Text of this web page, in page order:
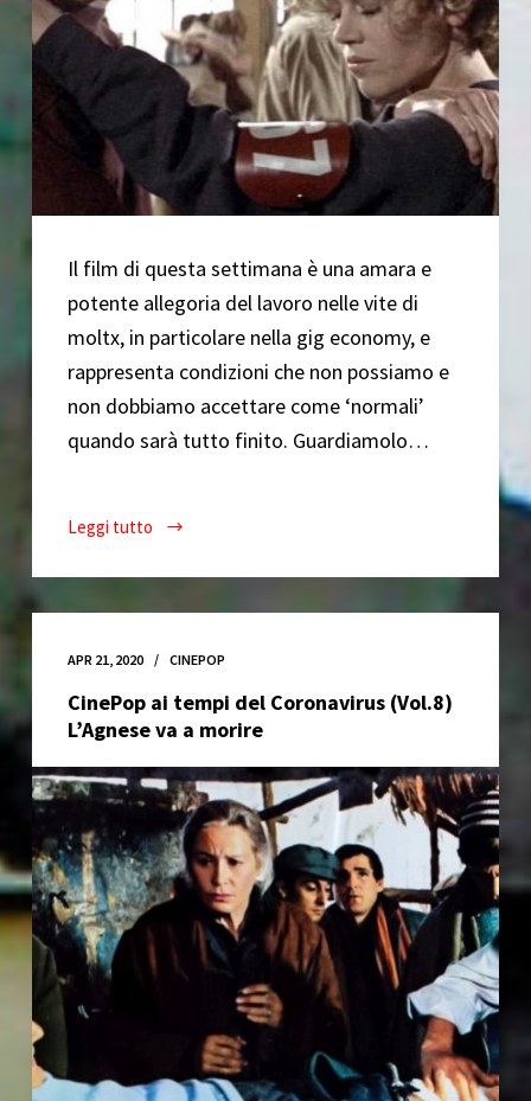
Il film di questa settimana è una amara e
potente allegoria del lavoro nelle vite di
moltx, in particolare nella gig economy, e
rappresenta condizioni che non possiamo e
non dobbiamo accettare come ‘normali’
quando sarà tutto finito. Guardiamolo…
Leggi tutto
CinePop
Coronavirus
Non
si
uccidono
così
i
cavalli?
APR 21, 2020 CINEPOP
CinePop ai tempi del Coronavirus (Vol.8)
L’Agnese va a morire